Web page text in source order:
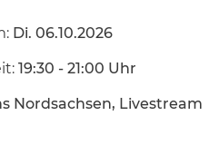
Di. 06.10.2026
19:30 - 21:00 Uhr
Nordsachsen, Livestream